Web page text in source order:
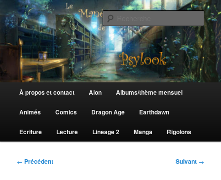
au
contenu
principalLe Manège de Psylook
principal
À propos et contact Aion Albums/thème mensuel
Animés Comics Dragon Age Earthdawn
Ecriture Lecture Lineage 2 Manga Rigolons
Navigation
← Précédent Suivant →